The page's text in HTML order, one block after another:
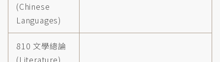
(Chinese
Languages)
810 文學總論
(Literature)